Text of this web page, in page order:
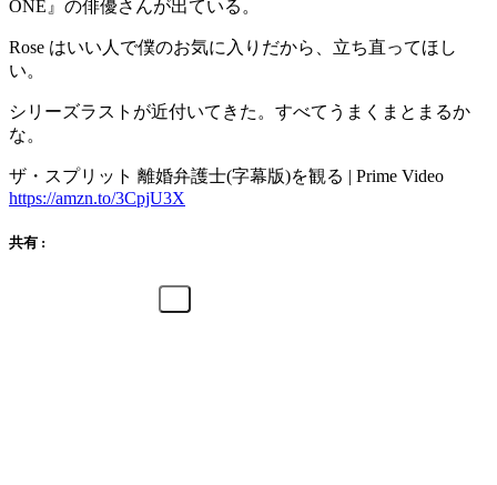
ONE』の俳優さんが出ている。
Rose はいい人で僕のお気に入りだから、立ち直ってほし
い。
シリーズラストが近付いてきた。すべてうまくまとまるか
な。
ザ・スプリット 離婚弁護士(字幕版)を観る | Prime Video
https://amzn.to/3CpjU3X
共有 :